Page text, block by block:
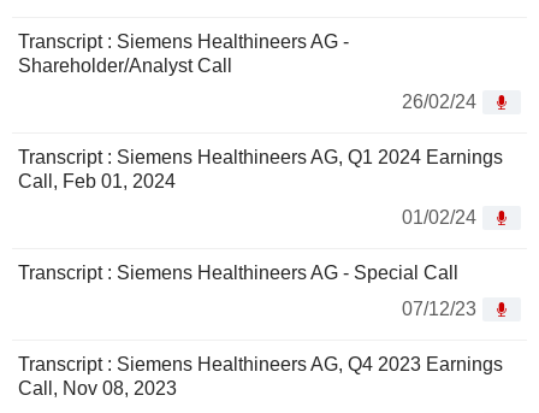
Transcript : Siemens Healthineers AG -
Shareholder/Analyst Call
26/02/24
Transcript : Siemens Healthineers AG, Q1 2024 Earnings
Call, Feb 01, 2024
01/02/24
Transcript : Siemens Healthineers AG - Special Call
07/12/23
Transcript : Siemens Healthineers AG, Q4 2023 Earnings
Call, Nov 08, 2023